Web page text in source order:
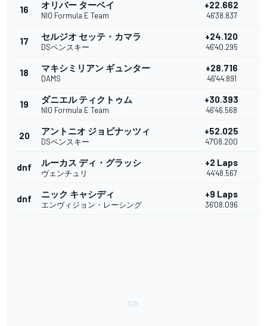
16 オリバー ターベイ
NIO Formula E Team
+22.662
46'38.837
17 セルジオ セッテ・カマラ
DSペンスキー
+24.120
46'40.295
18 マキシミリアン ギュンター
DAMS
+28.716
46'44.891
19 ダニエル ティクトゥム
NIO Formula E Team
+30.393
46'46.568
20 アントニオ ジョビナッツィ
DSペンスキー
+52.025
47'08.200
dnf ルーカス ディ・グラッシ
ヴェンチュリ
+2 Laps
44'48.567
dnf ニック キャシディ
エンヴィジョン・レーシング
+9 Laps
36'08.096